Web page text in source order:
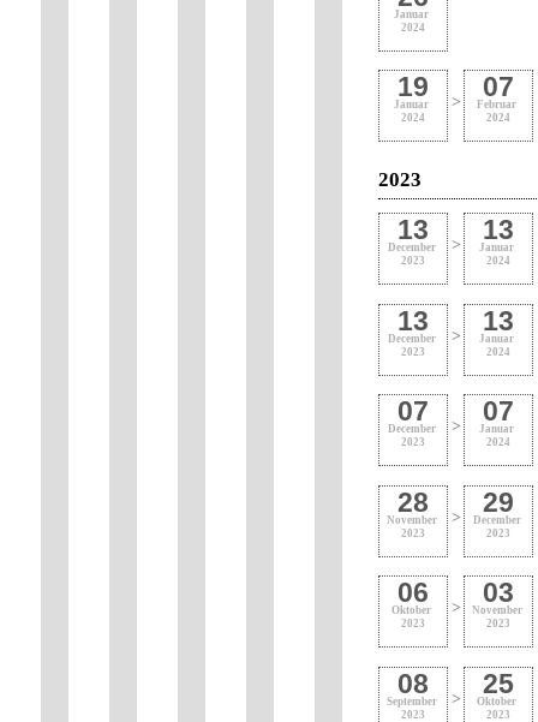
Januar
2024
19
Januar
2024
> 07
Februar
2024
2023
13
December
2023
> 13
Januar
2024
13
December
2023
> 13
Januar
2024
07
December
2023
> 07
Januar
2024
28
November
2023
> 29
December
2023
06
Oktober
2023
> 03
November
2023
08
September
2023
> 25
Oktober
2023